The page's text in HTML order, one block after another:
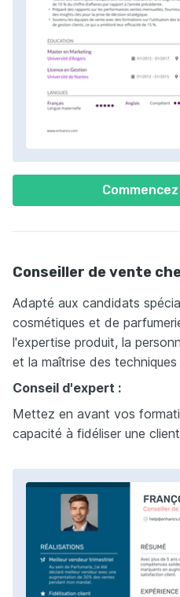
Conseiller de vente
Adapté aux candidats
cosmétiques et de
l'expertise produit, la
et la maîtrise des techniques
Conseil d'expert :
Mettez en avant vos
capacité à fidéliser une